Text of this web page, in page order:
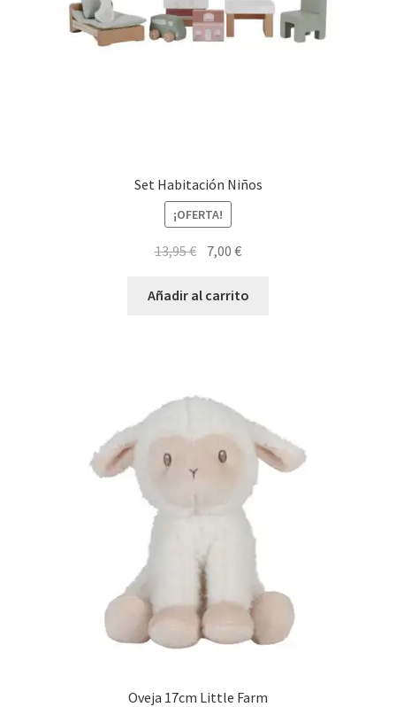
Set Habitación Niños
¡OFERTA!
13,95€ El
original
7,00€El
actual
Añadir al carrito
Oveja 17cm Little Farm